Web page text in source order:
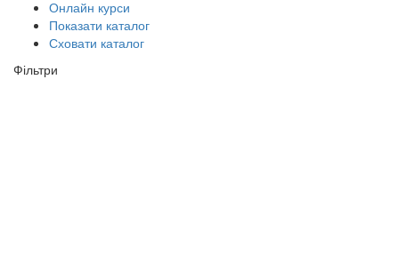
Онлайн курси
Показати каталог
Сховати каталог
Фільтри